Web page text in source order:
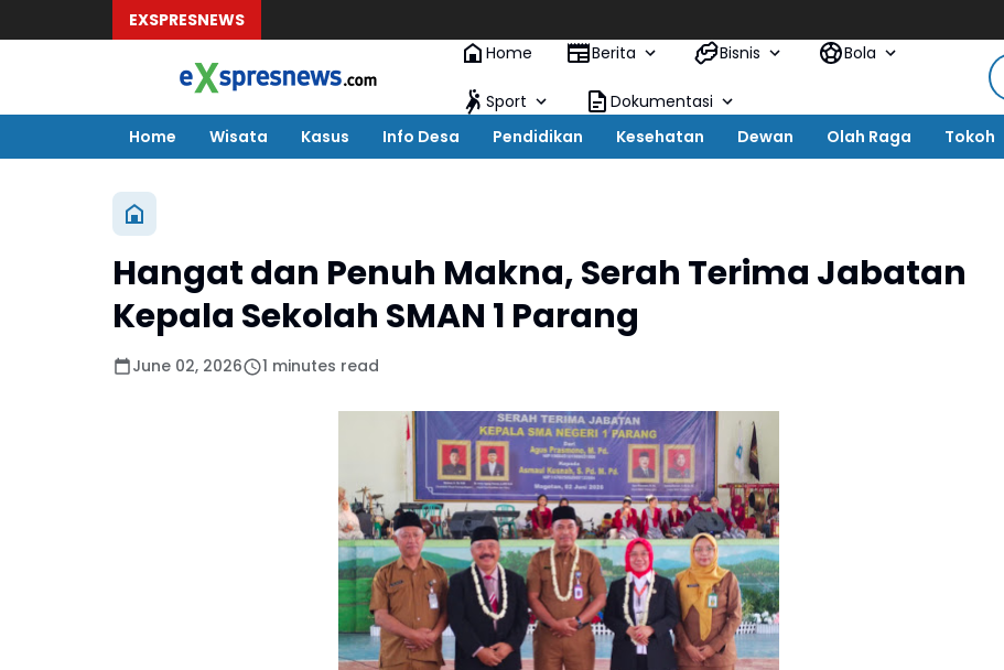
EXSPRESNEWS
Home
Berita Bisnis Bola
Sport
Dokumentasi
Home
Wisata Kasus Info Desa Pendidikan Kesehatan Dewan Olah Raga Tokoh
Hangat dan Penuh Makna, Serah Terima Jabatan
Kepala Sekolah SMAN 1 Parang
June 02, 2026 1 minutes read